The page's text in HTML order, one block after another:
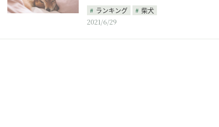
ランキング
柴犬
2021/6/29